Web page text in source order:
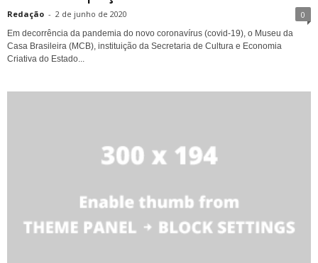
Redação - 2 de junho de 2020 0
Em decorrência da pandemia do novo coronavírus (covid-19), o Museu da
Casa Brasileira (MCB), instituição da Secretaria de Cultura e Economia
Criativa do Estado...